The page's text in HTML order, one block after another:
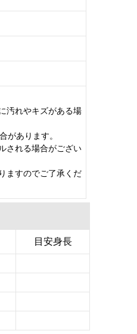
汚れやキズがある場
があります。
される場合がござい
ますのでご了承くだ
目安身長